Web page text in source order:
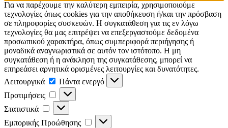
Για να παρέχουμε την καλύτερη εμπειρία, χρησιμοποιούμε
τεχνολογίες όπως cookies για την αποθήκευση ή/και την πρόσβαση
σε πληροφορίες συσκευών. Η συγκατάθεση για τις εν λόγω
τεχνολογίες θα μας επιτρέψει να επεξεργαστούμε δεδομένα
προσωπικού χαρακτήρα, όπως συμπεριφορά περιήγησης ή
μοναδικά αναγνωριστικά σε αυτόν τον ιστότοπο. Η μη
συγκατάθεση ή η ανάκληση της συγκατάθεσης, μπορεί να
επηρεάσει αρνητικά ορισμένες λειτουργίες και δυνατότητες.
Λειτουργικά
Πάντα ενεργό
Προτιμήσεις
Στατιστικά
Εμπορικής Προώθησης